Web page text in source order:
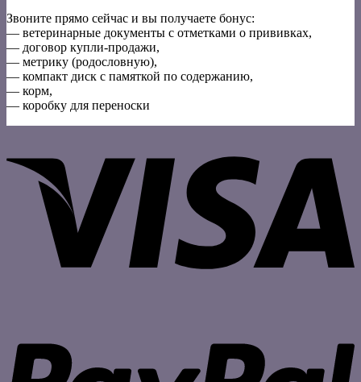
Звоните прямо сейчас и вы получаете бонус:
— ветеринарные документы с отметками о прививках,
— договор купли-продажи,
— метрику (родословную),
— компакт диск с памяткой по содержанию,
— корм,
— коробку для переноски